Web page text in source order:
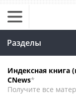
Разделы
Индексная книга
CNews*
Получите все